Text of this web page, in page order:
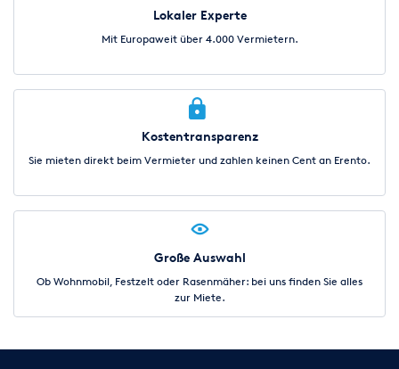
Lokaler Experte
Mit Europaweit über 4.000 Vermietern.
Kostentransparenz
Sie mieten direkt beim Vermieter und zahlen keinen Cent an Erento.
Große Auswahl
Ob Wohnmobil, Festzelt oder Rasenmäher: bei uns finden Sie alles
zur Miete.